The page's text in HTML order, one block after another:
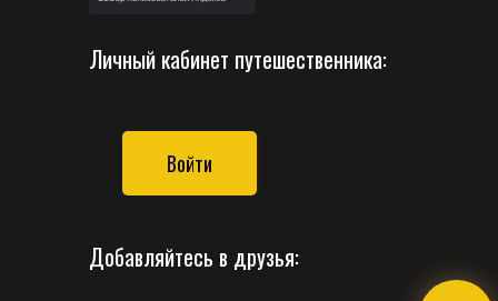
Личный кабинет путешественника:
Войти
Добавляйтесь в друзья: